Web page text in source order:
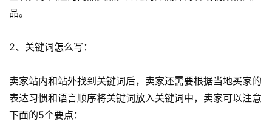
首
球
开
店
品。
2、关键词怎么写：
卖家站内和站外找到关键词后，卖家还需要根据当地买家的
表达习惯和语言顺序将关键词放入关键词中，卖家可以注意
下面的5个要点：